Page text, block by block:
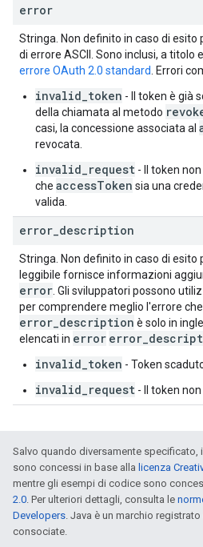
error
Stringa. Non definito in caso di esito
di errore ASCII. Sono inclusi, a titolo
errore OAuth 2.0 standard
. Errori
invalid_token - Il token è già
della chiamata al metodo
casi, la concessione associata al
revocata.
invalid_request - Il token
che accessToken sia una
valida.
error description
Stringa. Non definito in caso di esito
leggibile fornisce informazioni
error . Gli sviluppatori possono
per comprendere meglio l'errore
error description è solo in
elencati in error error
invalid_token - Token
invalid_request - Il token
Salvo quando diversamente specificato,
sono concessi in base alla licenza
mentre gli esempi di codice sono
2.0. Per ulteriori dettagli, consulta le
Developers. Java è un marchio
consociate.